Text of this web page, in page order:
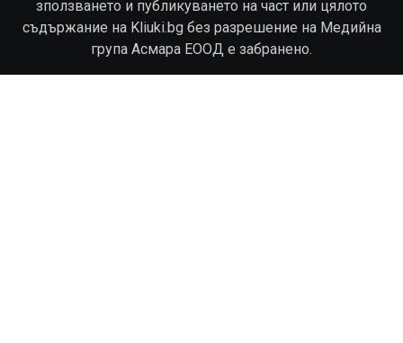
зползването и публикуването на част или цялото
съдържание на Kliuki.bg без разрешение на Медийна
група Асмара ЕООД е забранено.